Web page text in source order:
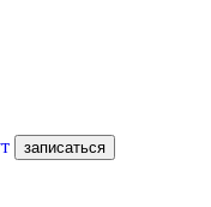
записаться